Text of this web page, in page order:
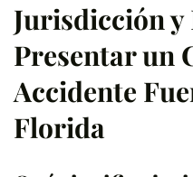
Jurisdicción y
Presentar un
Accidente
Florida